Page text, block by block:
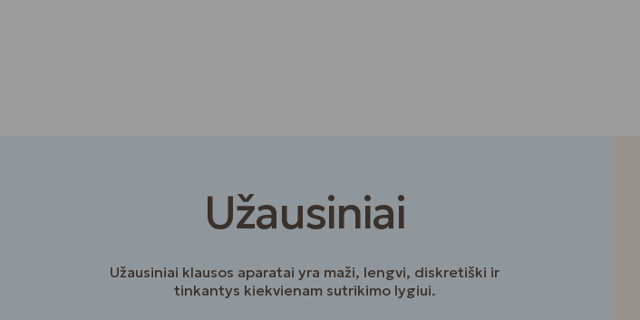
Užausiniai
Užausiniai klausos aparatai yra maži, lengvi, diskretiški ir
tinkantys kiekvienam sutrikimo lygiui.